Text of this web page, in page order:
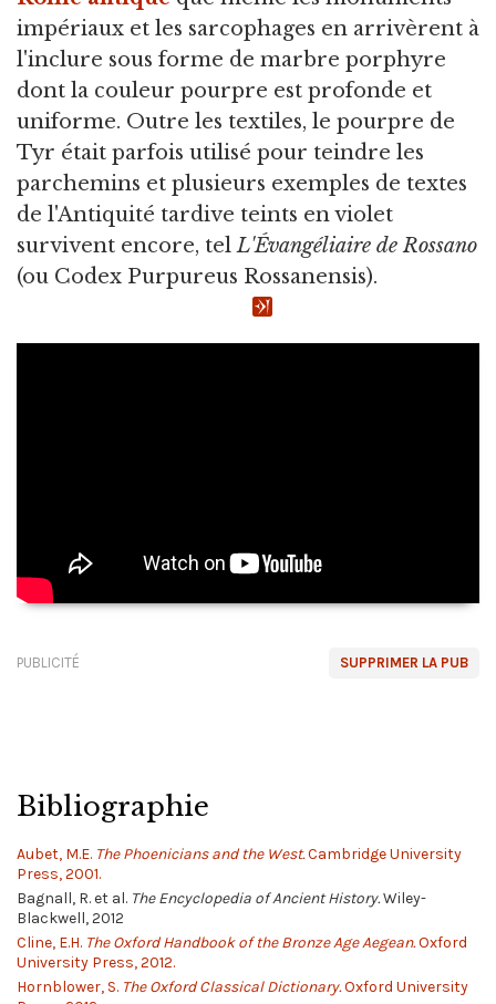
impériaux et les sarcophages en arrivèrent à
l'inclure sous forme de marbre porphyre
dont la couleur pourpre est profonde et
uniforme. Outre les textiles, le pourpre de
Tyr était parfois utilisé pour teindre les
parchemins et plusieurs exemples de textes
de l'Antiquité tardive teints en violet
survivent encore, telL'Évangéliaire de Rossano
(ou Codex Purpureus Rossanensis).
SUPPRIMER LA PUB
PUBLICITÉ
Bibliographie
Aubet, M.E. The Phoenicians and the West.Cambridge University
Press, 2001.
Bagnall, R. et al. The Encyclopedia of Ancient History.Wiley-
Blackwell, 2012
Cline, E.H. The Oxford Handbook of the Bronze Age Aegean.Oxford
University Press, 2012.
Hornblower, S. The Oxford Classical Dictionary.Oxford University